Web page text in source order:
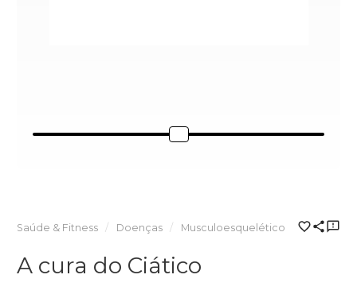
Saúde & Fitness Doenças Musculoesquelético
A cura do Ciático